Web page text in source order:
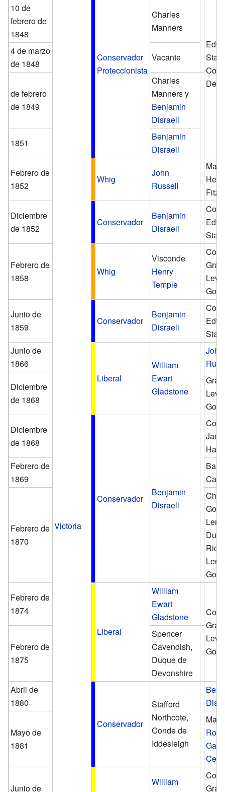
Victoria
Conservador
Proteccionista
10 de
febrero de
1848
Charles
Manners
4 de marzo
de 1848
Vacante
de febrero
de 1849
Charles
Manners y
Benjamin
Disraeli
1851
Benjamin
Disraeli
Febrero de
1852
Whig
John
Russell
Diciembre
de 1852
Conservador
Benjamin
Disraeli
Febrero de
1858
Whig
Visconde
Henry
Temple
Junio de
1859
Conservador
Benjamin
Disraeli
Junio de
1866
Liberal
William
Ewart
Gladstone
John
Diciembre
de 1868
Diciembre
de 1868
Conservador
Benjamin
Disraeli
Febrero de
1869
Febrero de
1870
Febrero de
1874
Liberal
William
Ewart
Gladstone
Febrero de
1875
Spencer
Cavendish,
Duque de
Devonshire
Abril de
1880
Conservador
Stafford
Northcote,
Conde de
Iddesleigh
Mayo de
1881
Cecil
Junio de
William